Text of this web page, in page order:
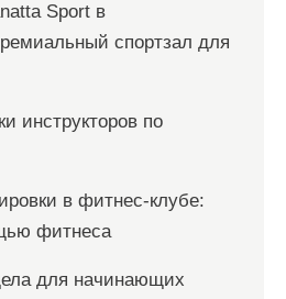
Sport в
спортзал для
инструкторов по
в фитнес-клубе:
фитнеса
для начинающих